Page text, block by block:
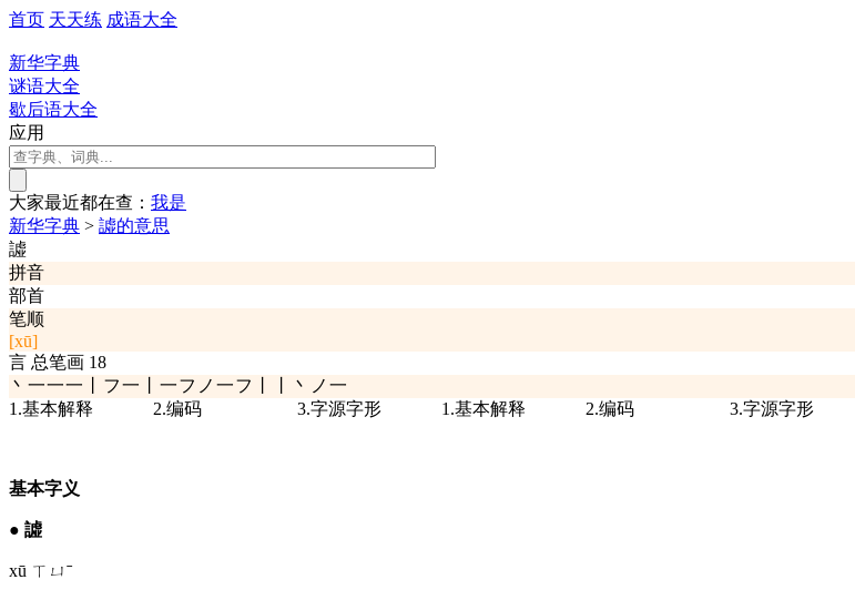
首页 天天练 成语大全
新华字典
谜语大全
歇后语大全
应用
大家最近都在查： 我是
新华字典 > 譃的意思
譃
拼音
部首
笔顺
[xū]
言 总笔画 18
丶一一一丨フ一丨一フノ一フ丨丨丶ノ一
1.基本解释
2.编码 3.字源字形 1.基本解释 2.编码 3.字源字形
基本字义
● 譃
xū ㄒㄩˉ